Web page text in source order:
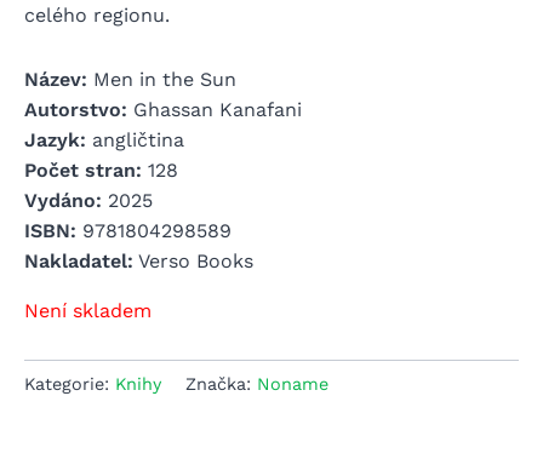
celého regionu.
Název: Men in the Sun
Autorstvo: Ghassan Kanafani
Jazyk: angličtina
Počet stran: 128
Vydáno: 2025
ISBN: 9781804298589
Nakladatel: Verso Books
Není skladem
Kategorie: Knihy Značka: Noname